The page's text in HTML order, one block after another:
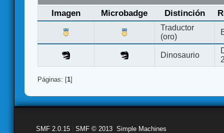
Imagen Microbadge Distinción
Traductor
(oro)
Dinosaurio
Páginas: [1]
SMF 2.0.15 SMF © 2013 Simple Machines